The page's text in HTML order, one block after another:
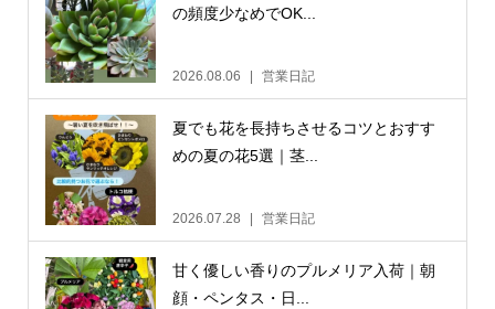
の頻度少なめでOK...
2026.08.06 営業日記
夏でも花を長持ちさせるコツとおすす
めの夏の花5選｜茎...
2026.07.28 営業日記
甘く優しい香りのプルメリア入荷｜朝
顔・ペンタス・日...